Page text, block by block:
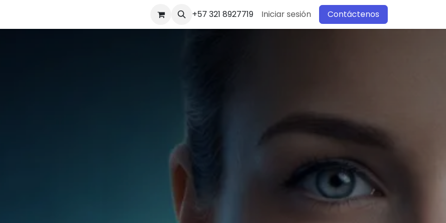
‪+57 321 8927719‬ Iniciar sesión Contáctenos